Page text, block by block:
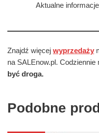
Aktualne
Znajdź więcej wyprzedaży
na SALEnow.pl. Codziennie
być droga.
Podobne